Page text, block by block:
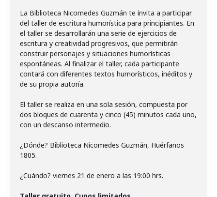
La Biblioteca Nicomedes Guzmán te invita a participar
del taller de escritura humorística para principiantes. En
el taller se desarrollarán una serie de ejercicios de
escritura y creatividad progresivos, que permitirán
construir personajes y situaciones humorísticas
espontáneas. Al finalizar el taller, cada participante
contará con diferentes textos humorísticos, inéditos y
de su propia autoría.
El taller se realiza en una sola sesión, compuesta por
dos bloques de cuarenta y cinco (45) minutos cada uno,
con un descanso intermedio.
¿Dónde? Biblioteca Nicomedes Guzmán, Huérfanos
1805.
¿Cuándo? viernes 21 de enero a las 19:00 hrs.